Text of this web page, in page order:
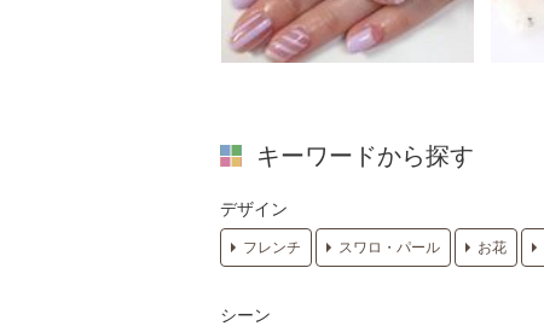
キーワードから探す
デザイン
フレンチ スワロ・パール お花
シーン